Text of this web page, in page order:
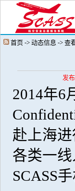
首页 -> 动态信息 -> 查
发
2014年6
赴上海
各类一
SCASS